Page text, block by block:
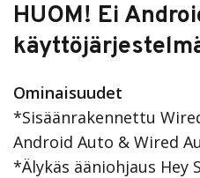
HUOM! Ei
Ominaisuudet
*Sisäänrakennettu
Android Auto & Wired
*Älykäs ääniohjaus Hey